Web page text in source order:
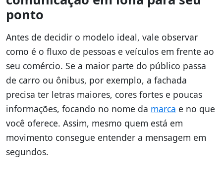
ponto
Antes de decidir o modelo ideal, vale observar
como é o fluxo de pessoas e veículos em frente ao
seu comércio. Se a maior parte do público passa
de carro ou ônibus, por exemplo, a fachada
precisa ter letras maiores, cores fortes e poucas
informações, focando no nome da marca e no que
você oferece. Assim, mesmo quem está em
movimento consegue entender a mensagem em
segundos.